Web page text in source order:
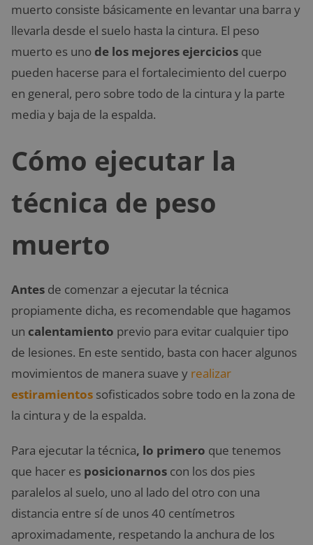
muerto consiste básicamente en levantar una barra y
llevarla desde el suelo hasta la cintura. El peso
muerto es uno de los mejores ejercicios que
pueden hacerse para el fortalecimiento del cuerpo
en general, pero sobre todo de la cintura y la parte
media y baja de la espalda.
Cómo ejecutar la
técnica de peso
muerto
Antes de comenzar a ejecutar la técnica
propiamente dicha, es recomendable que hagamos
un calentamiento previo para evitar cualquier tipo
de lesiones. En este sentido, basta con hacer algunos
movimientos de manera suave y realizar
estiramientos sofisticados sobre todo en la zona de
la cintura y de la espalda.
Para ejecutar la técnica, lo primero que tenemos
que hacer es posicionarnos con los dos pies
paralelos al suelo, uno al lado del otro con una
distancia entre sí de unos 40 centímetros
aproximadamente, respetando la anchura de los